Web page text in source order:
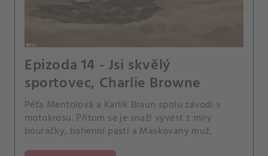
Epizoda 14 - Jsi skvělý
sportovec, Charlie Browne
Péťa Mentolová a Karlík Braun spolu závodí v
motokrosu. Přitom se je snaží vyvést z míry
bouračky, bahenní pasti a Maskovaný muž.